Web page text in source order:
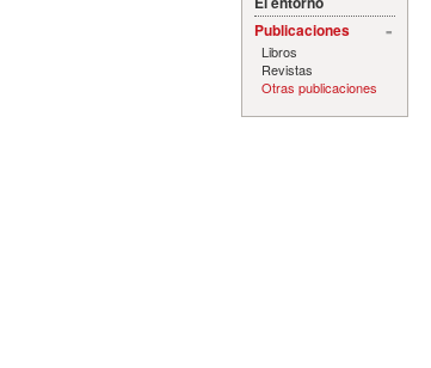
Publicaciones
Libros
Revistas
Otras publicaciones